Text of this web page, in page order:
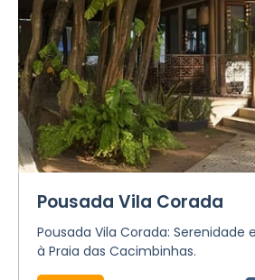
Pousada Vila Corada
Pousada Vila Corada:
à Praia das Cacimbinhas.